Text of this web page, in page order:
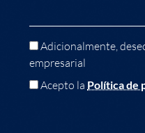
Adicionalmente,
empresarial
Acepto la Política de